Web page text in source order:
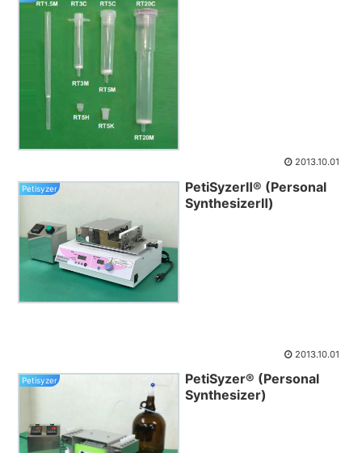
2013.10.01
Petisyzer
PetiSyzerⅡ® (Personal
SynthesizerⅡ)
2013.10.01
Petisyzer
PetiSyzer® (Personal
Synthesizer)